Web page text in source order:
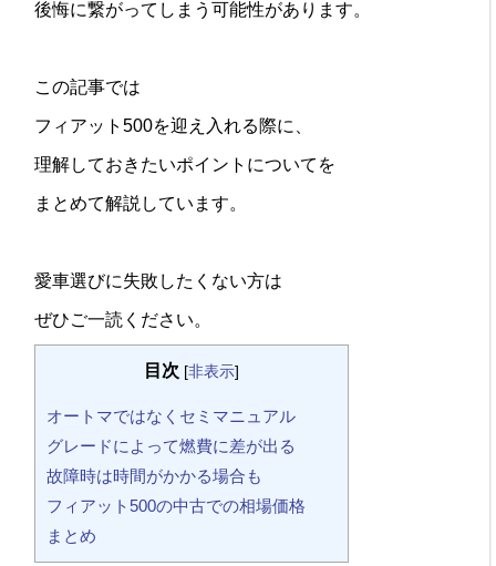
後悔に繋がってしまう可能性があります。
この記事では
フィアット500を迎え入れる際に、
理解しておきたいポイントについてを
まとめて解説しています。
愛車選びに失敗したくない方は
ぜひご一読ください。
目次 [非表示]
オートマではなくセミマニュアル
グレードによって燃費に差が出る
故障時は時間がかかる場合も
フィアット500の中古での相場価格
まとめ